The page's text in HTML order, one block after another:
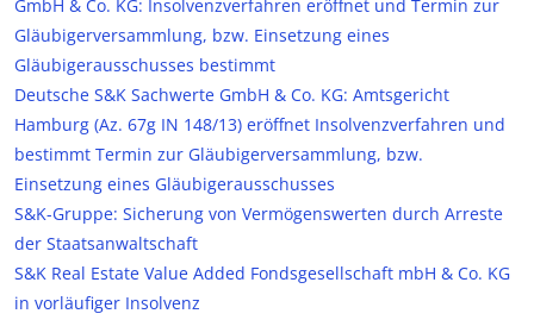
GmbH & Co. KG: Insolvenzverfahren eröffnet und Termin zur
Gläubigerversammlung, bzw. Einsetzung eines
Gläubigerausschusses bestimmt
Deutsche S&K Sachwerte GmbH & Co. KG: Amtsgericht
Hamburg (Az. 67g IN 148/13) eröffnet Insolvenzverfahren und
bestimmt Termin zur Gläubigerversammlung, bzw.
Einsetzung eines Gläubigerausschusses
S&K-Gruppe: Sicherung von Vermögenswerten durch Arreste
der Staatsanwaltschaft
S&K Real Estate Value Added Fondsgesellschaft mbH & Co. KG
in vorläufiger Insolvenz